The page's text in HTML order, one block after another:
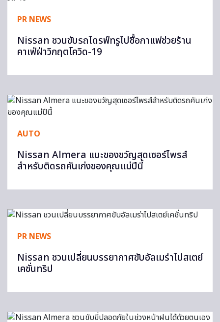
PR NEWS
Nissan ชวนขับรถไดรฟ์ทรูไปซื้อกาแฟช่วยร้าน
คาเฟ่ฝ่าวิกฤตโควิด-19
AUTO
Nissan Almera แนะของขวัญสุดเซอร์ไพรส์
สำหรับติดรถคันเก่งของคุณแม่ปีนี้
PR NEWS
Nissan ชวนเปลี่ยนบรรยากาศขับอัลเมร่าไปสเตย์
เคชั่นทริป